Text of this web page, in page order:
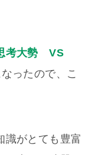
考大勢 VS
ったので、こ
識がとても豊富